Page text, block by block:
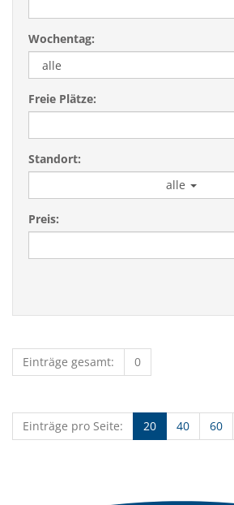
Wochentag:
Freie Plätze:
Standort:
alle
Preis:
Einträge gesamt: 0
Einträge pro Seite: 20 40 60